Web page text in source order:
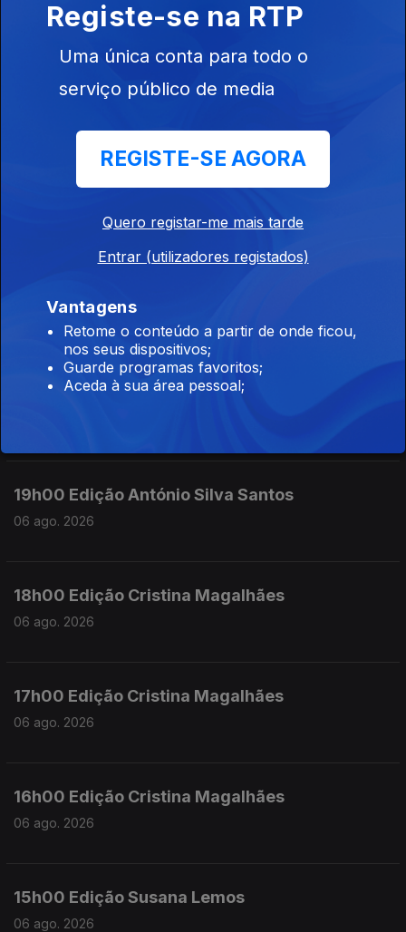
07 ago. 2026
08h00 Edição Germano Campos
07h00 Edição Germano Campos
23h00 Edição Gaelle de Castro
19h00 Edição António Silva Santos
06 ago. 2026
18h00 Edição Cristina Magalhães
06 ago. 2026
17h00 Edição Cristina Magalhães
06 ago. 2026
16h00 Edição Cristina Magalhães
06 ago. 2026
15h00 Edição Susana Lemos
06 ago. 2026
Registe-se na RTP
Uma única conta para todo o
serviço público de media
REGISTE-SE AGORA
Quero registar-me mais tarde
Entrar (utilizadores registados)
Vantagens
Retome o conteúdo a partir de onde ficou,
nos seus dispositivos;
Guarde programas favoritos;
Aceda à sua área pessoal;